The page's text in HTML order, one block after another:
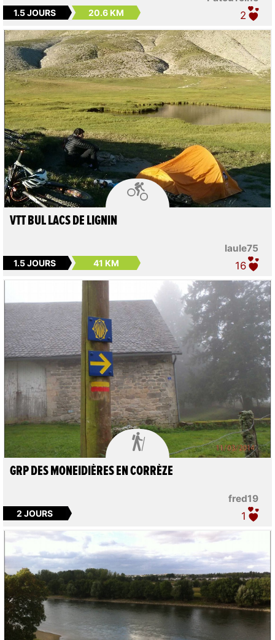
1.5 JOURS 20.6 KM 2

laule75
VTT BUL LACS DE LIGNIN
1.5 JOURS 41 KM 16

fred19
GRP DES MONEIDIÈRES EN CORRÈZE
2 JOURS 1